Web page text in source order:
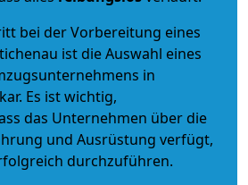
bei der Vorbereitung eines
ist die Auswahl eines
in
Es ist wichtig,
das Unternehmen über die
und Ausrüstung verfügt,
durchzuführen.